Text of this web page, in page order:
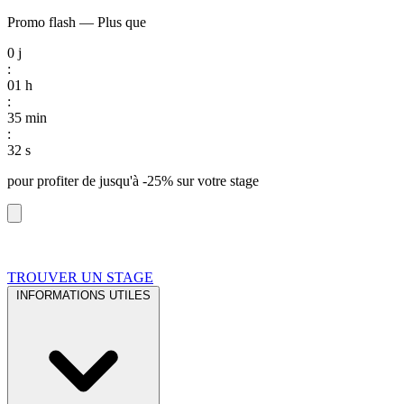
Promo flash — Plus que
0 j
:
01 h
:
35 min
:
31 s
pour profiter de jusqu'à -25% sur votre stage
TROUVER UN STAGE
INFORMATIONS UTILES